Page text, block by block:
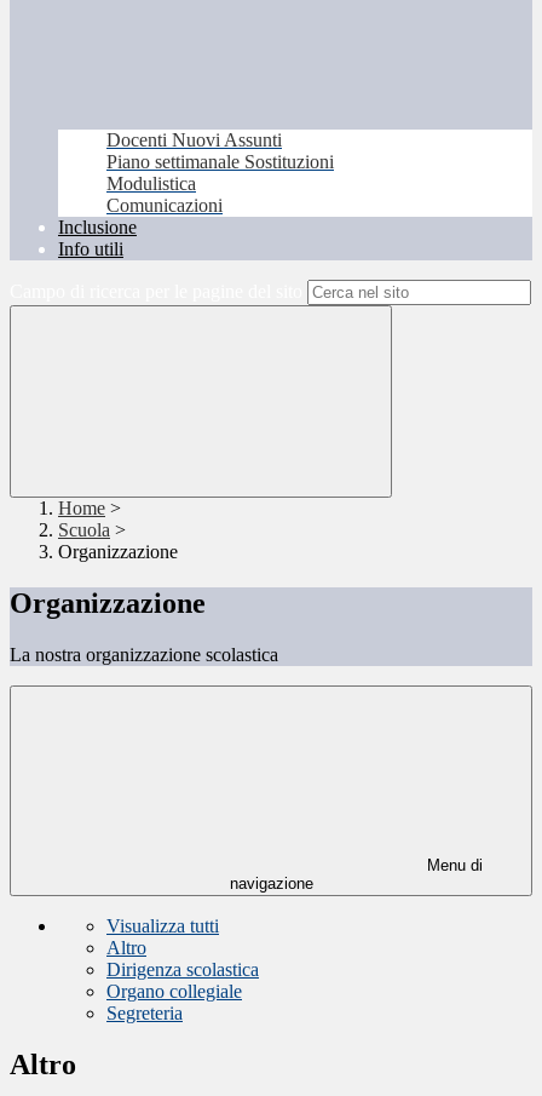
Docenti Nuovi Assunti
Piano settimanale Sostituzioni
Modulistica
Comunicazioni
Inclusione
Info utili
Home >
Scuola >
Organizzazione
Organizzazione
La nostra organizzazione scolastica
Menu di
navigazione
Visualizza tutti
Altro
Dirigenza scolastica
Organo collegiale
Segreteria
Altro